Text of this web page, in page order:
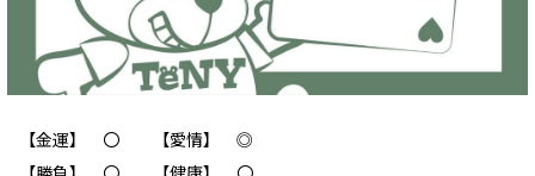
【金運】 〇 【愛情】 ◎